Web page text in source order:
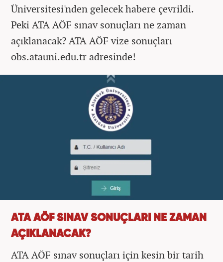
Üniversitesi'nden gelecek habere çevrildi.
Peki ATA AÖF sınav sonuçları ne zaman
açıklanacak? ATA AÖF vize sonuçları
obs.atauni.edu.tr adresinde!
ATA AÖF SINAV SONUÇLARI NE ZAMAN
AÇIKLANACAK?
ATA AÖF sınav sonuçları için kesin bir tarih